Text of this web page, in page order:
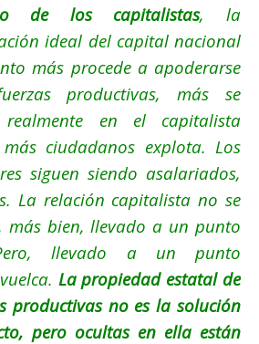
de los capitalistas, la
ideal del capital nacional
más procede a apoderarse
productivas, más se
realmente en el capitalista
ciudadanos explota. Los
siguen siendo asalariados,
La relación capitalista no se
más bien, llevado a un punto
llevado a un punto
La propiedad estatal de
productivas no es la solución
pero ocultas en ella están